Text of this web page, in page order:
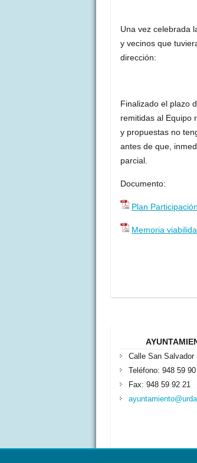
Una vez celebrada
y vecinos que
dirección:
Finalizado el plazo
remitidas al Equipo
y propuestas no
antes de que,
parcial.
Documento:
Plan
Memoria
Calle San Salvador
Teléfono: 948 59
Fax: 948 59 92 21